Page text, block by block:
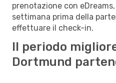
prenotazione con
settimana prima della
effettuare il check-in.
Il periodo
Dortmund